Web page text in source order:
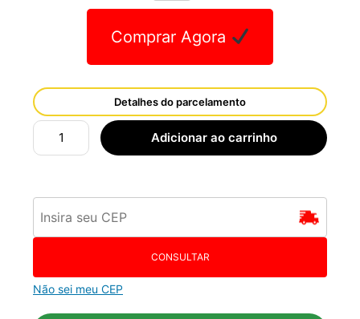
Comprar Agora
Detalhes do parcelamento
Adicionar ao carrinho
CONSULTAR
Não sei meu CEP